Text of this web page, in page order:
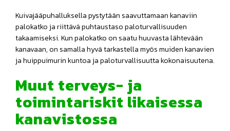
Kuivajääpuhalluksella pystytään saavuttamaan kanaviin
palokatko ja riittävä puhtaustaso paloturvallisuuden
takaamiseksi. Kun palokatko on saatu huuvasta lähtevään
kanavaan, on samalla hyvä tarkastella myös muiden kanavien
ja huippuimurin kuntoa ja paloturvallisuutta kokonaisuutena.
Muut terveys- ja
toimintariskit likaisessa
kanavistossa